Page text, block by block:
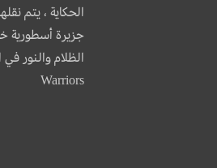
الحكاية ، يتم
جزيرة
Warriors